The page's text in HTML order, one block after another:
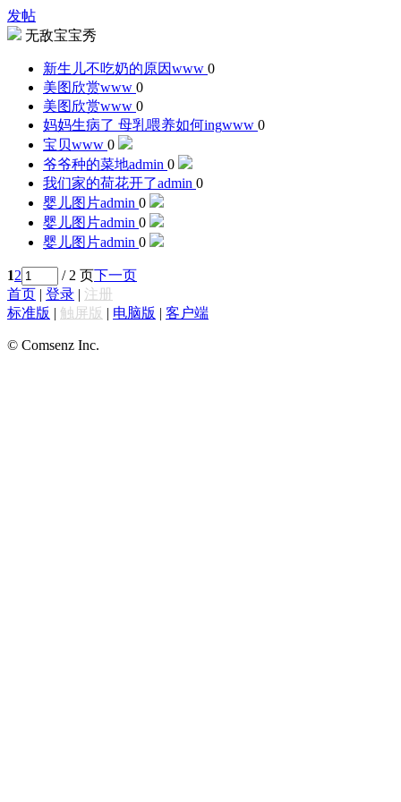
发帖
无敌宝宝秀
新生儿不吃奶的原因www 0
美图欣赏www 0
美图欣赏www 0
妈妈生病了 母乳喂养如何ingwww 0
宝贝www 0
爷爷种的菜地admin 0
我们家的荷花开了admin 0
婴儿图片admin 0
婴儿图片admin 0
婴儿图片admin 0
12 / 2 页下一页
首页 | 登录 | 注册
标准版 | 触屏版 | 电脑版 | 客户端
© Comsenz Inc.